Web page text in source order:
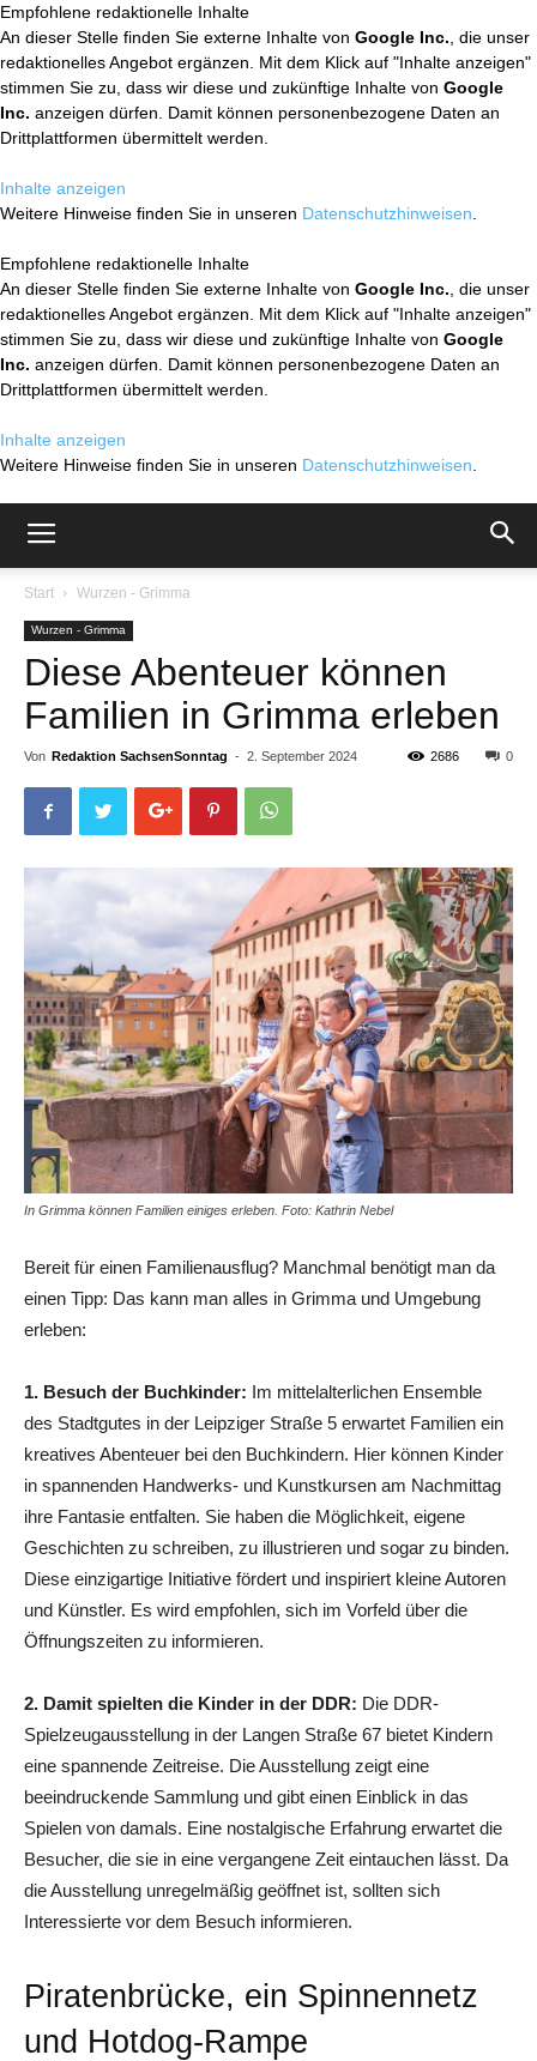
Empfohlene redaktionelle Inhalte
An dieser Stelle finden Sie externe Inhalte von Google Inc. , die unser
redaktionelles Angebot ergänzen. Mit dem Klick auf "Inhalte anzeigen"
stimmen Sie zu, dass wir diese und zukünftige Inhalte von Google
Inc. anzeigen dürfen. Damit können personenbezogene Daten an
Drittplattformen übermittelt werden.
Inhalte anzeigen
Weitere Hinweise finden Sie in unseren Datenschutzhinweisen
Empfohlene redaktionelle Inhalte
An dieser Stelle finden Sie externe Inhalte von Google Inc. , die unser
redaktionelles Angebot ergänzen. Mit dem Klick auf "Inhalte anzeigen"
stimmen Sie zu, dass wir diese und zukünftige Inhalte von Google
Inc. anzeigen dürfen. Damit können personenbezogene Daten an
Drittplattformen übermittelt werden.
Inhalte anzeigen
Weitere Hinweise finden Sie in unseren Datenschutzhinweisen
Start Wurzen - Grimma
Wurzen - Grimma
Diese Abenteuer können
Familien in Grimma erleben
Von Redaktion SachsenSonntag - 2. September 2024 0
2686
In Grimma können Familien einiges erleben. Foto: Kathrin Nebel
Bereit für einen Familienausflug? Manchmal benötigt man da
einen Tipp: Das kann man alles in Grimma und Umgebung
erleben:
1. Besuch der Buchkinder: Im mittelalterlichen Ensemble
des Stadtgutes in der Leipziger Straße 5 erwartet Familien ein
kreatives Abenteuer bei den Buchkindern. Hier können Kinder
in spannenden Handwerks- und Kunstkursen am Nachmittag
ihre Fantasie entfalten. Sie haben die Möglichkeit, eigene
Geschichten zu schreiben, zu illustrieren und sogar zu binden.
Diese einzigartige Initiative fördert und inspiriert kleine Autoren
und Künstler. Es wird empfohlen, sich im Vorfeld über die
Öffnungszeiten zu informieren.
2. Damit spielten die Kinder in der DDR: Die DDR-
Spielzeugausstellung in der Langen Straße 67 bietet Kindern
eine spannende Zeitreise. Die Ausstellung zeigt eine
beeindruckende Sammlung und gibt einen Einblick in das
Spielen von damals. Eine nostalgische Erfahrung erwartet die
Besucher, die sie in eine vergangene Zeit eintauchen lässt. Da
die Ausstellung unregelmäßig geöffnet ist, sollten sich
Interessierte vor dem Besuch informieren.
Piratenbrücke, ein Spinnennetz
und Hotdog-Rampe